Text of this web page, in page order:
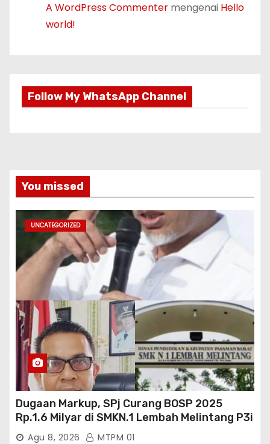
A WordPress Commenter mengenai Hello
world!
Follow My WhatsApp Channel
You missed
UNCATEGORIZED
Dugaan Markup, SPj Curang BOSP 2025
Rp.1.6 Milyar di SMKN.1 Lembah Melintang P3i
: Kajati Sumbar Panggil dan Periksa
Agu 8, 2026 MTPM 01